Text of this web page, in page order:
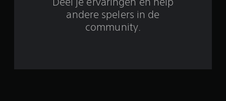
o
andere spelers in de
community.